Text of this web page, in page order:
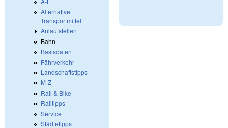
Alternative
Transportmittel
Anlaufstellen
Bahn
Basisdaten
Fährverkehr
Landschaftstipps
M-Z
Rail & Bike
Railtipps
Service
Städtetipps